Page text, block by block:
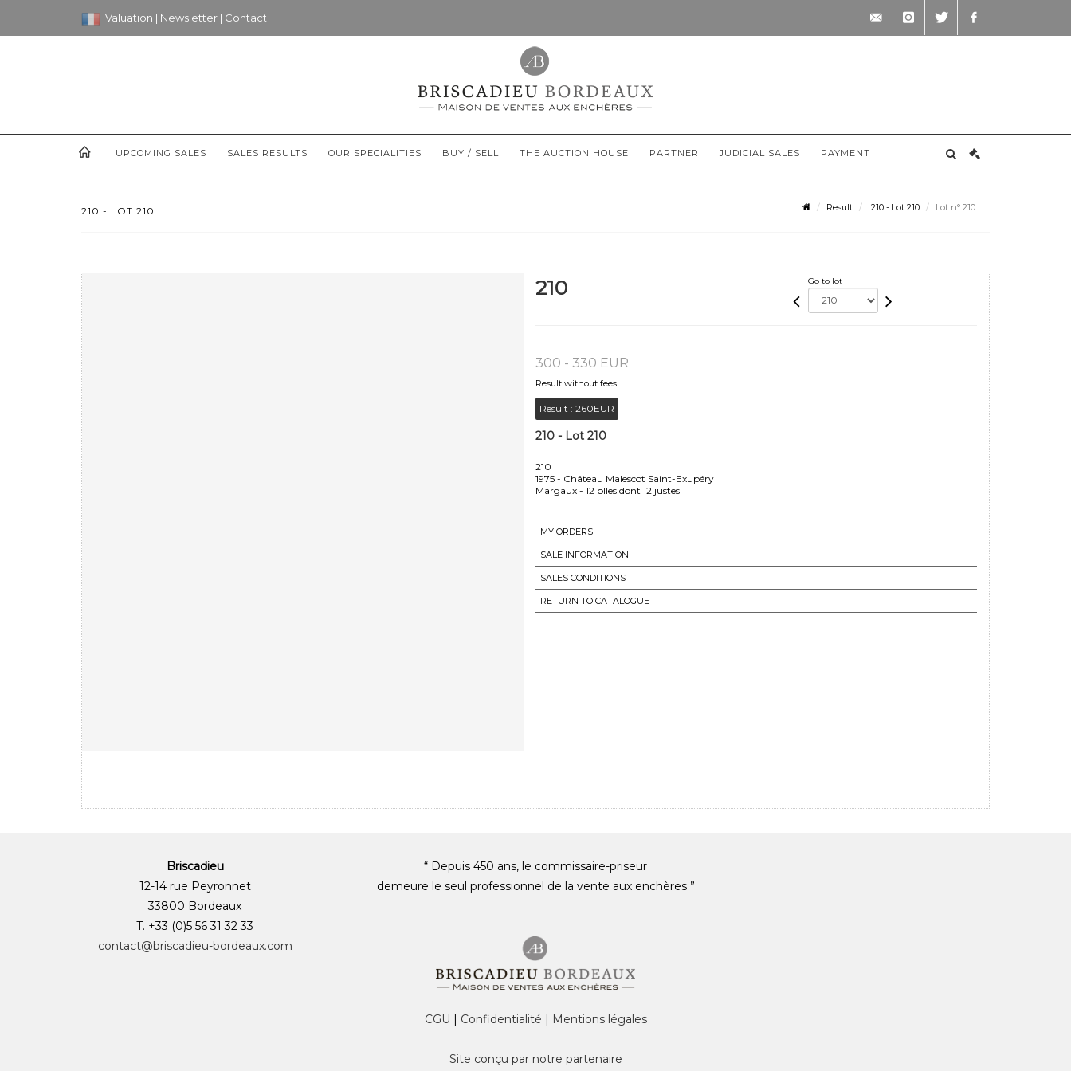
Valuation | Newsletter | Contact
UPCOMING SALES SALES RESULTS OUR SPECIALITIES BUY / SELL THE AUCTION HOUSE PARTNER JUDICIAL SALES PAYMENT
210 - LOT 210 Result 210 - Lot 210 Lot n° 210
210 Go to lot
300 - 330 EUR
Result without fees
Result : 260EUR
210 - Lot 210
210
1975 - Château Malescot Saint-Exupéry
Margaux - 12 blles dont 12 justes
MY ORDERS
SALE INFORMATION
SALES CONDITIONS
RETURN TO CATALOGUE
Briscadieu
12-14 rue Peyronnet
33800 Bordeaux
T. +33 (0)5 56 31 32 33
contact@briscadieu-bordeaux.com
“ Depuis 450 ans, le commissaire-priseur
demeure le seul professionnel de la vente aux enchères ”
CGU | Confidentialité | Mentions légales
Site conçu par notre partenaire